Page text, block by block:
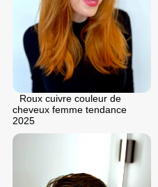
Roux cuivre couleur de
cheveux femme tendance
2025